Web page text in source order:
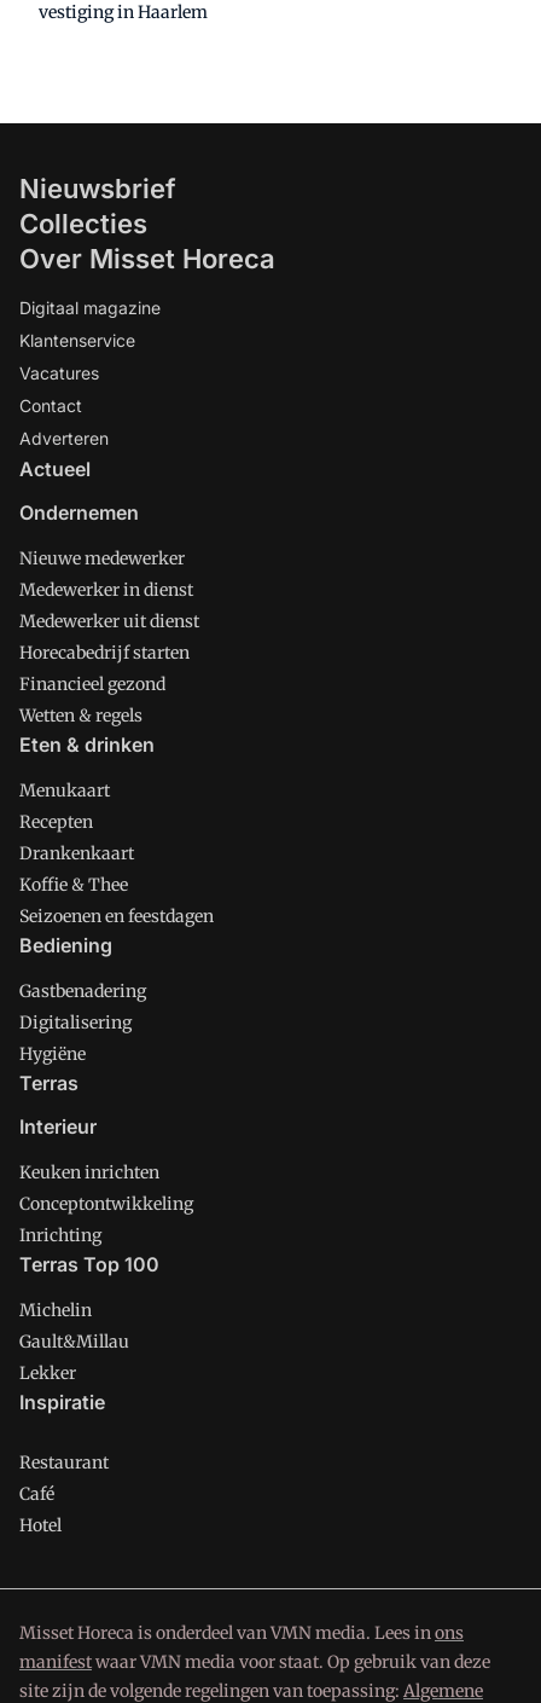
vestiging in Haarlem
Nieuwsbrief
Collecties
Over Misset Horeca
Digitaal magazine
Klantenservice
Vacatures
Contact
Adverteren
Actueel
Ondernemen
Nieuwe medewerker
Medewerker in dienst
Medewerker uit dienst
Horecabedrijf starten
Financieel gezond
Wetten & regels
Eten & drinken
Menukaart
Recepten
Drankenkaart
Koffie & Thee
Seizoenen en feestdagen
Bediening
Gastbenadering
Digitalisering
Hygiëne
Terras
Interieur
Keuken inrichten
Conceptontwikkeling
Inrichting
Terras Top 100
Michelin
Gault&Millau
Lekker
Inspiratie
Restaurant
Café
Hotel
Misset Horeca is onderdeel van VMN media. Lees inons
manifestwaar VMN media voor staat. Op gebruik van deze
site zijn de volgende regelingen van toepassing: Algemene